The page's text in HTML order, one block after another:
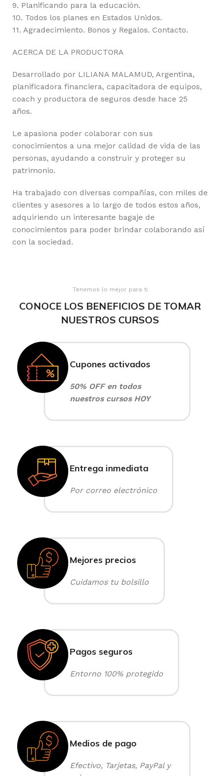
9. Planificando para la educación.
10. Todos los planes en Estados Unidos.
11. Agradecimiento. Bonos y Regalos. Contacto.
ACERCA DE LA PRODUCTORA
Desarrollado por LILIANA MALAMUD, Argentina,
planificadora financiera, capacitadora de equipos,
coach y productora de seguros desde hace 25
años.
Le apasiona poder colaborar con sus
conocimientos a una mejor calidad de vida de las
personas, ayudando a construir y proteger su
patrimonio.
Ha trabajado con diversas compañías, con miles de
clientes y asesores a lo largo de todos estos años,
adquiriendo un interesante bagaje de
conocimientos para poder brindar colaborando así
con la sociedad.
Tenemos lo mejor para ti
CONOCE LOS BENEFICIOS DE TOMAR
NUESTROS CURSOS
Cupones activados
50% OFF en todos
nuestros cursos HOY
Entrega inmediata
Por correo electrónico
Mejores precios
Cuidamos tu bolsillo
Pagos seguros
Entorno 100% protegido
Medios de pago
Efectivo, Tarjetas, PayPal y